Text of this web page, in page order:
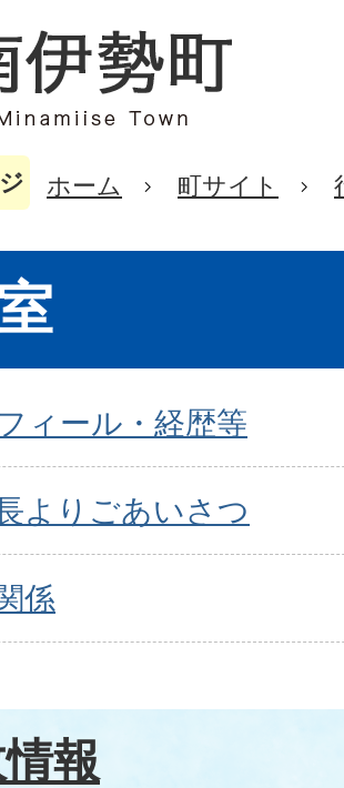
ホーム 町サイト
ィール・経歴等
よりごあいさつ
係
報